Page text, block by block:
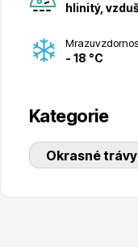
hlinitý,
- 18 °C
Kategorie
Okrasné trávy